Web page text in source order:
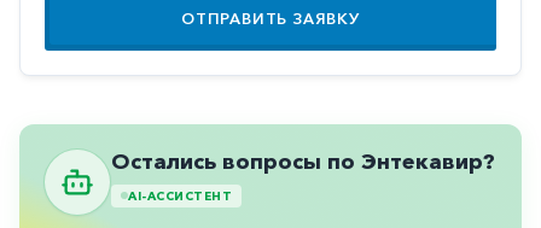
Противовоспалительные
Противогрибковые
Противоподагрические
Противорвотные
ОТПРАВИТЬ ЗАЯВКУ
Остались вопросы по Энтекавир?
AI-АССИСТЕНТ